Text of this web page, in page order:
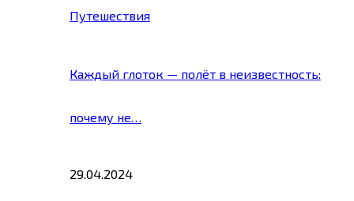
Путешествия
Каждый глоток — полёт в неизвестность:
почему не…
29.04.2024